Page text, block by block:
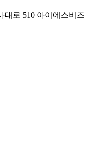
대로 510 아이에스비즈